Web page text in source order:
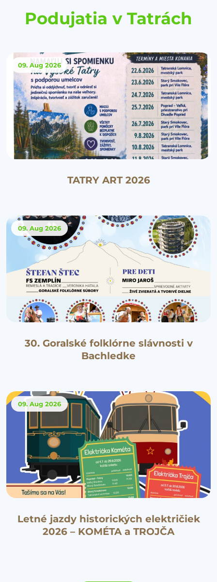
Podujatia v Tatrách
09. Aug 2026
TATRY ART 2026
09. Aug 2026
30. Goralské folklórne slávnosti v
Bachledke
09. Aug 2026
Letné jazdy historických električiek
2026 – KOMÉTA a TROJČA